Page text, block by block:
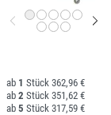
1
362,96 €
2
351,62 €
5
317,59 €